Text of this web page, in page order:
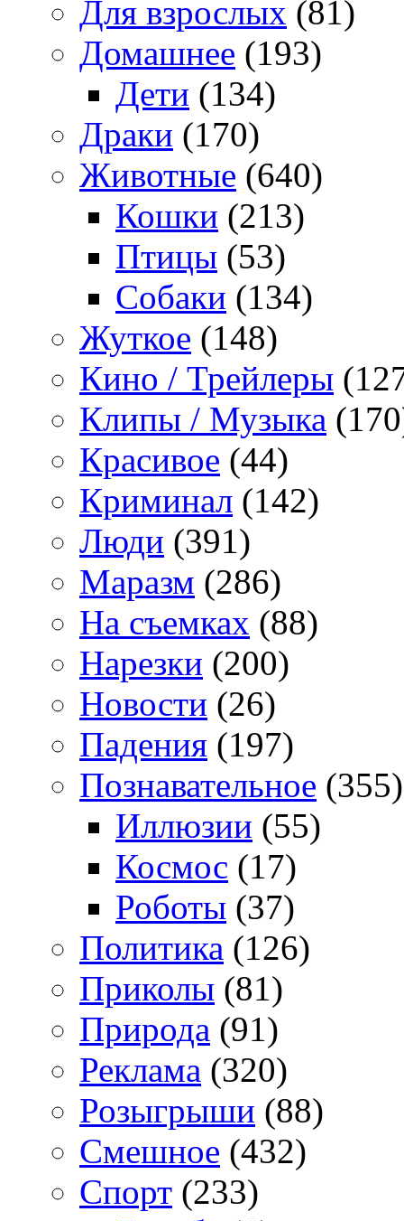
Для взрослых (81)
Домашнее (193)
Дети (134)
Драки (170)
Животные (640)
Кошки (213)
Птицы (53)
Собаки (134)
Жуткое (148)
Кино / Трейлеры
Клипы / Музыка
Красивое (44)
Криминал (142)
Люди (391)
Маразм (286)
На съемках (88)
Нарезки (200)
Новости (26)
Падения (197)
Познавательное (355)
Иллюзии (55)
Космос (17)
Роботы (37)
Политика (126)
Приколы (81)
Природа (91)
Реклама (320)
Розыгрыши (88)
Смешное (432)
Спорт (233)